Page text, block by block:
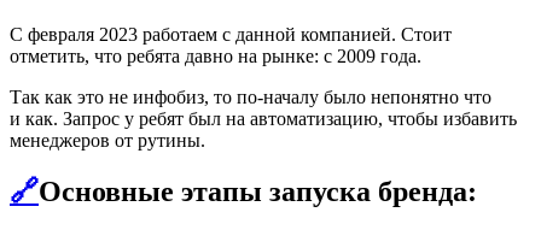
C февраля 2023 работаем с данной компанией. Стоит
отметить, что ребята давно на рынке: с 2009 года.
Так как это не инфобиз, то по-началу было непонятно что
и как. Запрос у ребят был на автоматизацию, чтобы избавить
менеджеров от рутины.
🔗Основные этапы запуска бренда: